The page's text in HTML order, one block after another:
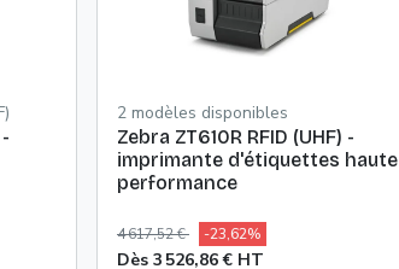
2 modèles disponibles
Zebra ZT610R RFID (UHF) -
imprimante d'étiquettes haute
performance
4 617,52 € -23,62%
Dès 3 526,86 € HT